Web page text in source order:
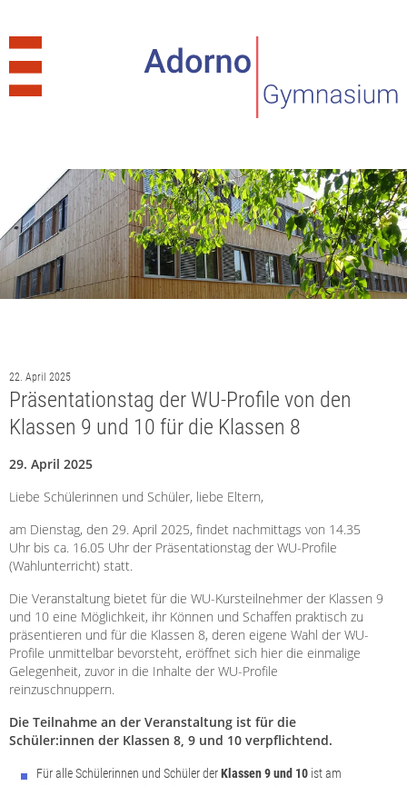
22. April 2025
Präsentationstag der WU-Profile von den
Klassen 9 und 10 für die Klassen 8
29. April 2025
Liebe Schülerinnen und Schüler, liebe Eltern,
am Dienstag, den 29. April 2025, findet nachmittags von 14.35
Uhr bis ca. 16.05 Uhr der Präsentationstag der WU-Profile
(Wahlunterricht) statt.
Die Veranstaltung bietet für die WU-Kursteilnehmer der Klassen 9
und 10 eine Möglichkeit, ihr Können und Schaffen praktisch zu
präsentieren und für die Klassen 8, deren eigene Wahl der WU-
Profile unmittelbar bevorsteht, eröffnet sich hier die einmalige
Gelegenheit, zuvor in die Inhalte der WU-Profile
reinzuschnuppern.
Die Teilnahme an der Veranstaltung ist für die
Schüler:innen der Klassen 8, 9 und 10 verpflichtend.
Für alle Schülerinnen und Schüler derKlassen 9 und 10 ist am